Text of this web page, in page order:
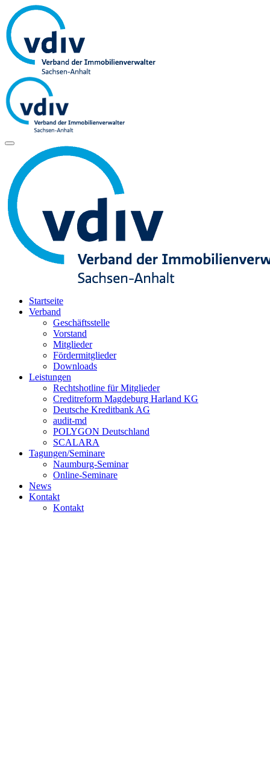
Startseite
Verband
Geschäftsstelle
Vorstand
Mitglieder
Fördermitglieder
Downloads
Leistungen
Rechtshotline für Mitglieder
Creditreform Magdeburg Harland KG
Deutsche Kreditbank AG
audit-md
POLYGON Deutschland
SCALARA
Tagungen/Seminare
Naumburg-Seminar
Online-Seminare
News
Kontakt
Kontakt